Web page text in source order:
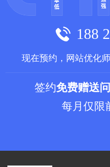
188
现在预约，网站优化
签约免费赠送
每月仅限